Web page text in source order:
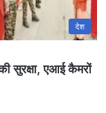
देश
सुरक्षा, एआई कैमरों